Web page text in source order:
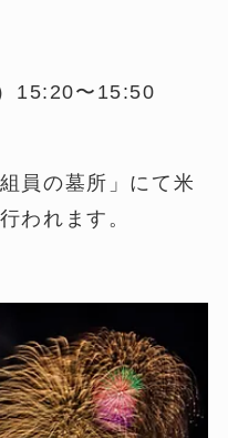
15:20〜15:50
員の墓所」にて米
われます。